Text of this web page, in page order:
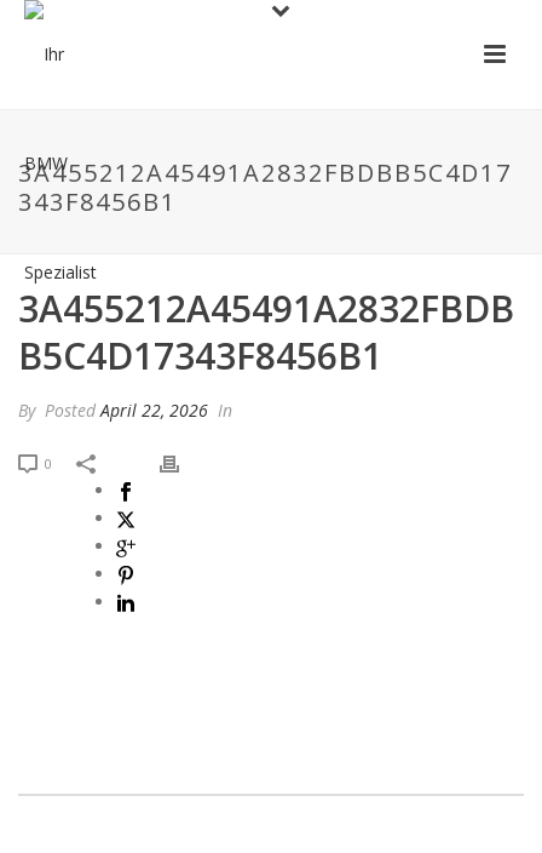
3A455212A45491A2832FBDBB5C4D17
343F8456B1
3A455212A45491A2832FBDB
B5C4D17343F8456B1
By PostedApril 22, 2026 In
0